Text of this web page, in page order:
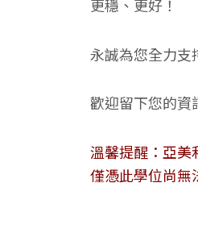
更穩、更好！
永誠為您全力支
歡迎留下您的資
溫馨提醒：亞美
僅憑此學位尚無